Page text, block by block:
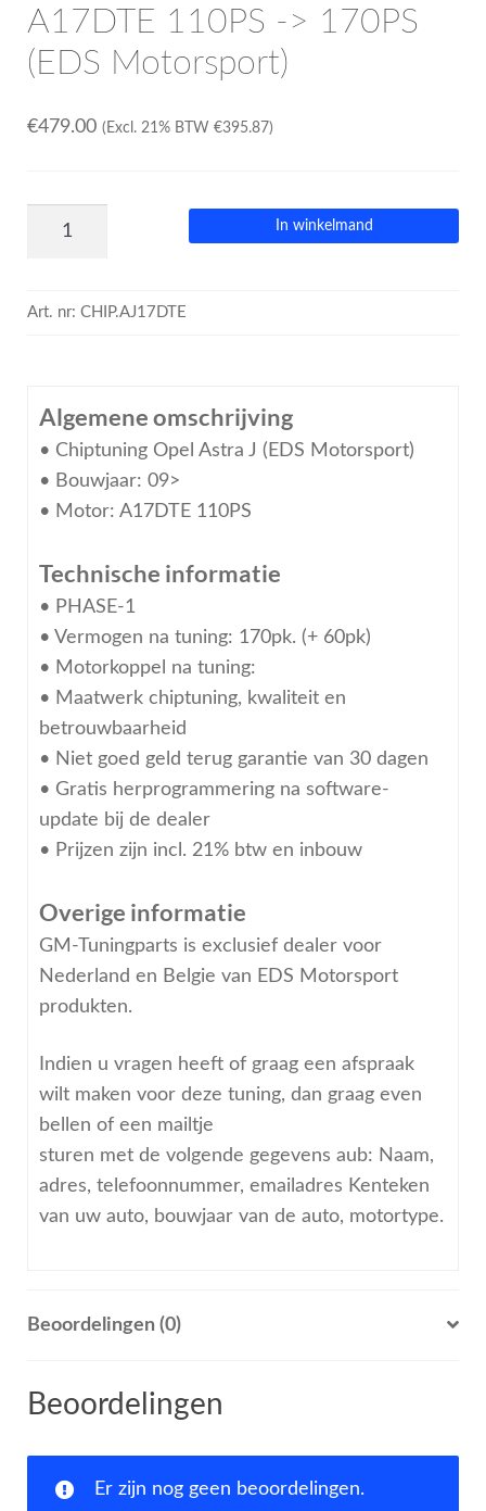
A17DTE 110PS -> 170PS
(EDS Motorsport)
€479.00 (Excl. 21% BTW €395.87)
In winkelmand
Art. nr: CHIP.AJ17DTE
Algemene omschrijving
• Chiptuning Opel Astra J (EDS Motorsport)
• Bouwjaar: 09>
• Motor: A17DTE 110PS
Technische informatie
• PHASE-1
• Vermogen na tuning: 170pk. (+ 60pk)
• Motorkoppel na tuning:
• Maatwerk chiptuning, kwaliteit en
betrouwbaarheid
• Niet goed geld terug garantie van 30 dagen
• Gratis herprogrammering na software-
update bij de dealer
• Prijzen zijn incl. 21% btw en inbouw
Overige informatie
GM-Tuningparts is exclusief dealer voor
Nederland en Belgie van EDS Motorsport
produkten.
Indien u vragen heeft of graag een afspraak
wilt maken voor deze tuning, dan graag even
bellen of een mailtje
sturen met de volgende gegevens aub: Naam,
adres, telefoonnummer, emailadres Kenteken
van uw auto, bouwjaar van de auto, motortype.
Beoordelingen (0)
Beoordelingen
Er zijn nog geen beoordelingen.